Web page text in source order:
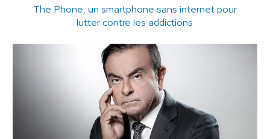
The Phone, un smartphone sans internet pour
lutter contre les addictions